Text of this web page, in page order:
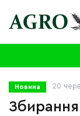
Новина 20